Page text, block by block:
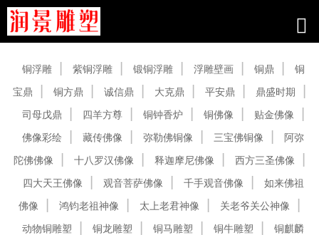
铜浮雕 紫铜浮雕 锻铜浮雕 浮雕壁画 铜鼎
铜
宝鼎
铜方鼎 诚信鼎 大克鼎 平安鼎
鼎盛时期
司母戊鼎
四羊方尊 铜钟香炉 铜佛像
贴金佛像
佛像彩绘
藏传佛像 弥勒佛铜像 三宝佛铜像
阿弥
陀佛佛像
十八罗汉佛像 释迦摩尼佛像
西方三圣佛像
四大天王佛像
观音菩萨佛像 千手观音佛像
如来佛祖
佛像
鸿钧老祖神像 太上老君神像
关老爷关公神像
动物铜雕塑
铜龙雕塑 铜马雕塑 铜牛雕塑
铜麒麟